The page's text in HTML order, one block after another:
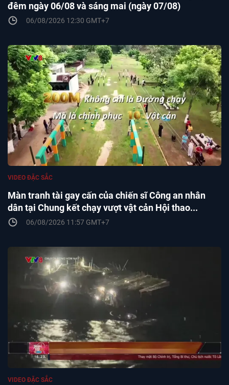
đêm ngày 06/08 và sáng mai (ngày 07/08)
06/08/2026 12:30 GMT+7
Màn tranh tài gay cấn của chiến sĩ Công an nhân
dân tại Chung kết chạy vượt vật cản Hội thao...
VIDEO ĐẶC SẮC
06/08/2026 11:57 GMT+7
VIDEO ĐẶC SẮC